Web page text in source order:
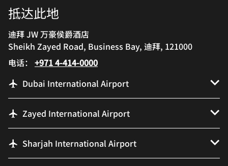
抵达此地
迪拜 JW 万豪侯爵酒店
Sheikh Zayed Road, Business Bay, 迪拜, 121000
电话： +971 4-414-0000
Dubai International Airport
Zayed International Airport
Sharjah International Airport